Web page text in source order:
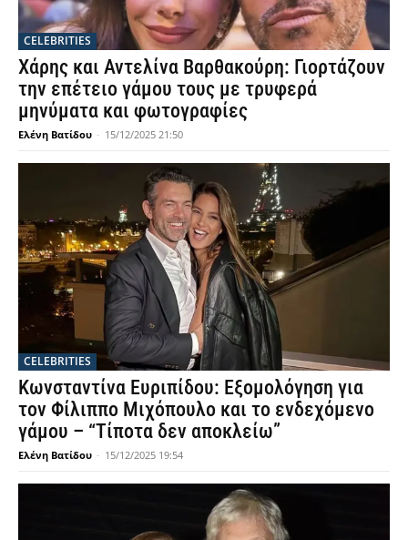
CELEBRITIES
Χάρης και Αντελίνα Βαρθακούρη: Γιορτάζουν
την επέτειο γάμου τους με τρυφερά
μηνύματα και φωτογραφίες
Ελένη Βατίδου - 15/12/2025 21:50
CELEBRITIES
Κωνσταντίνα Ευριπίδου: Εξομολόγηση για
τον Φίλιππο Μιχόπουλο και το ενδεχόμενο
γάμου – “Τίποτα δεν αποκλείω”
Ελένη Βατίδου - 15/12/2025 19:54